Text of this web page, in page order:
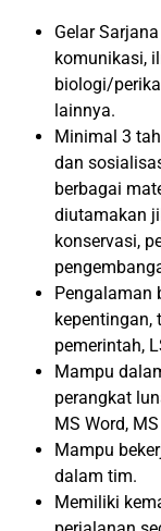
Gelar
komunikasi,
biologi/
lainnya.
Minimal 3
dan
berbagai
diutamakan
konservasi,
Pengalaman
kepentingan,
pemerintah,
Mampu
perangkat
MS Word,
Mampu
dalam tim.
Memiliki